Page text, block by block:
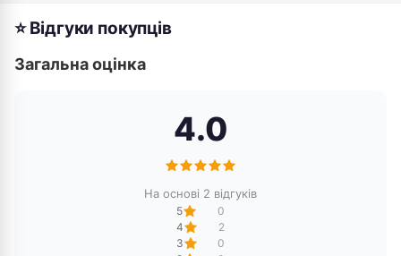
⭐ Відгуки покупців
Загальна оцінка
4.0
На основі 2 відгуків
5
0
4
2
3
0